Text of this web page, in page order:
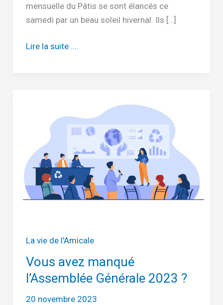
mensuelle du Pâtis se sont élancés ce
samedi par un beau soleil hivernal. Ils […]
Encore
Lire la suite ....
La vie de l'Amicale
Vous avez manqué
l’Assemblée Générale 2023 ?
20 novembre 2023